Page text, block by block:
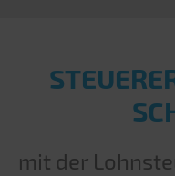
mit der